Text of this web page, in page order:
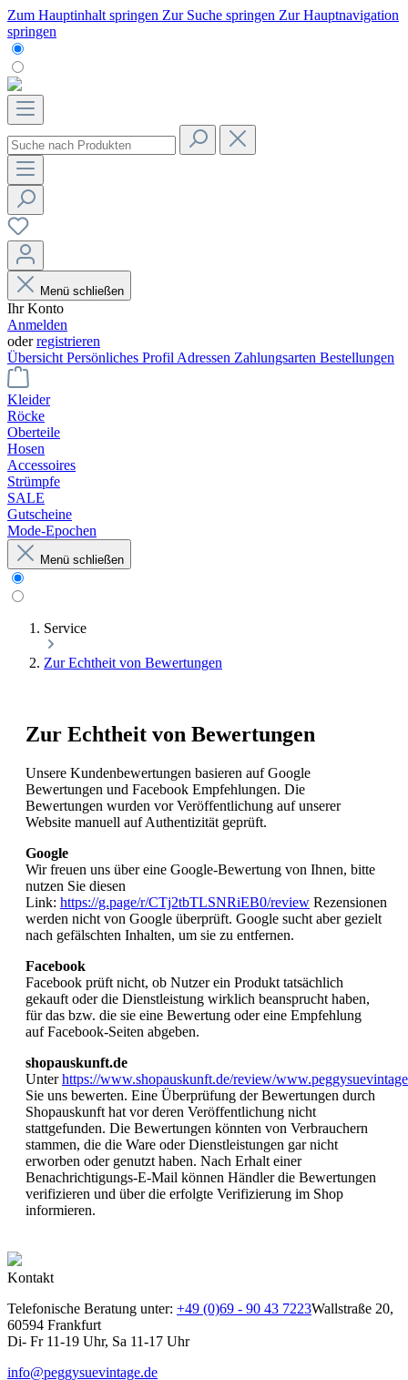
Zum Hauptinhalt springen Zur Suche springen Zur Hauptnavigation
springen
Menü schließen
Ihr Konto
Anmelden
oderregistrieren
Übersicht Persönliches Profil Adressen Zahlungsarten Bestellungen
Kleider
Röcke
Oberteile
Hosen
Accessoires
Strümpfe
SALE
Gutscheine
Mode-Epochen
Menü schließen
Service
Zur Echtheit von Bewertungen
Zur Echtheit von Bewertungen
Unsere Kundenbewertungen basieren auf Google
Bewertungen und Facebook Empfehlungen. Die
Bewertungen wurden vor Veröffentlichung auf unserer
Website manuell auf Authentizität geprüft.
Google
Wir freuen uns über eine Google-Bewertung von Ihnen, bitte
nutzen Sie diesen
Link: https://g.page/r/CTj2tbTLSNRiEB0/review Rezensionen
werden nicht von Google überprüft. Google sucht aber gezielt
nach gefälschten Inhalten, um sie zu entfernen.
Facebook
Facebook prüft nicht, ob Nutzer ein Produkt tatsächlich
gekauft oder die Dienstleistung wirklich beansprucht haben,
für das bzw. die sie eine Bewertung oder eine Empfehlung
auf Facebook-Seiten abgeben.
shopauskunft.de
Unterhttps://www.shopauskunft.de/review/
Sie uns bewerten. Eine Überprüfung der Bewertungen durch
Shopauskunft hat vor deren Veröffentlichung nicht
stattgefunden. Die Bewertungen könnten von Verbrauchern
stammen, die die Ware oder Dienstleistungen gar nicht
erworben oder genutzt haben. Nach Erhalt einer
Benachrichtigungs-E-Mail können Händler die Bewertungen
verifizieren und über die erfolgte Verifizierung im Shop
informieren.
Kontakt
Telefonische Beratung unter: +49 (0)69 - 90 43 7223Wallstraße 20,
60594 Frankfurt
Di- Fr 11-19 Uhr, Sa 11-17 Uhr
info@peggysuevintage.de